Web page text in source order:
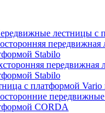
лестницы с
передвижная
Stabilo
передвижная
Stabilo
с платформой Vario
CORDA